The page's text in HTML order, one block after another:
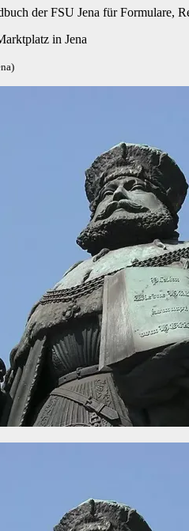
der FSU Jena für Formulare,
in Jena